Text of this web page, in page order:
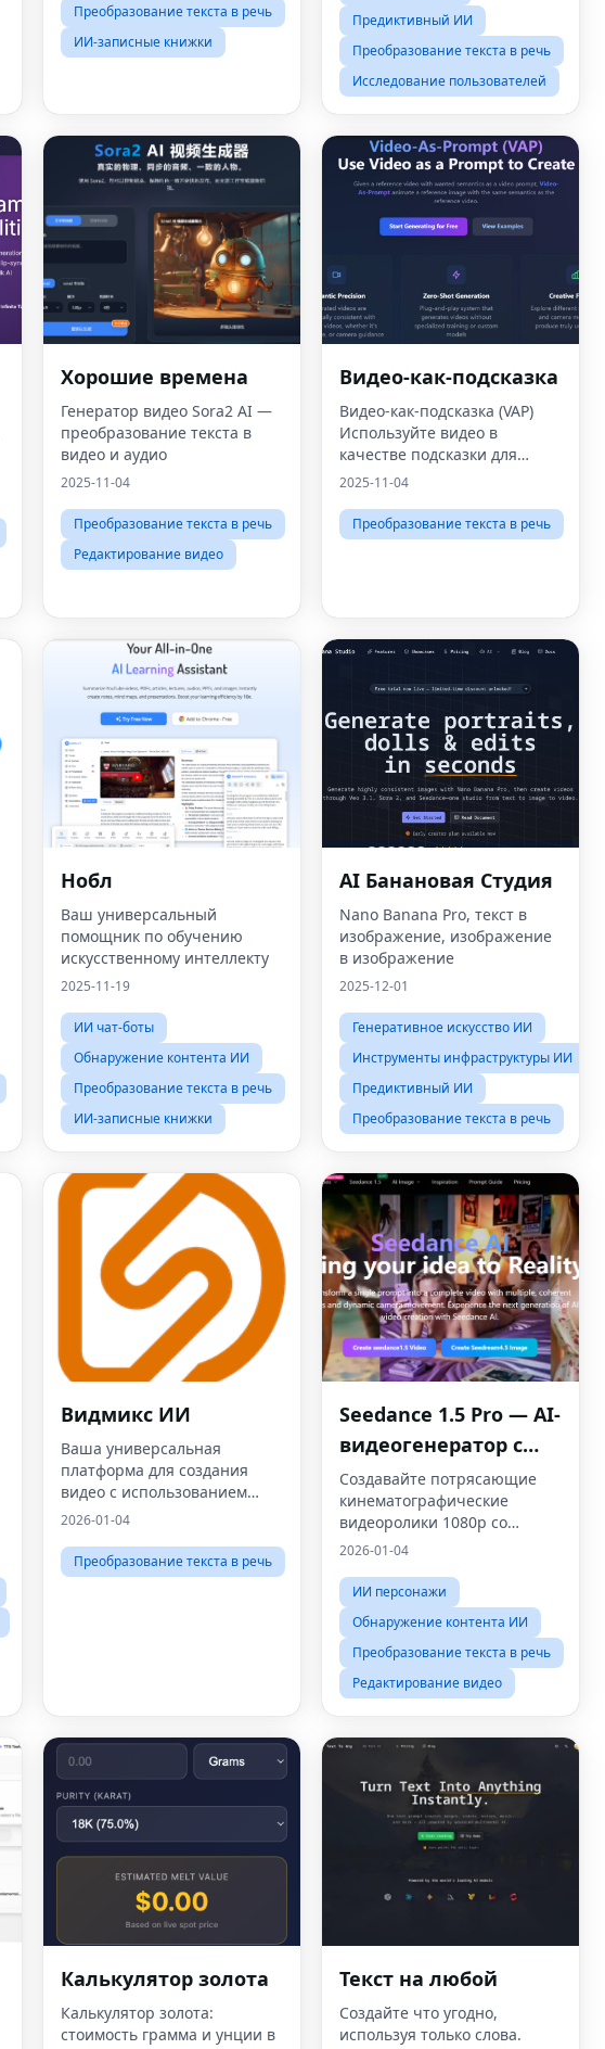
Преобразование текста в речь
ИИ-записные книжки
Предиктивный ИИ
Преобразование текста в речь
Исследование пользователей
Хорошие времена
Генератор видео Sora2 AI —
преобразование текста в
видео и аудио
2025-11-04
Преобразование текста в речь
Редактирование видео
Видео-как-подсказка
Видео-как-подсказка (VAP)
Используйте видео в
качестве подсказки для
создания
2025-11-04
Преобразование текста в речь
Нобл
Ваш универсальный
помощник по обучению
искусственному интеллекту
2025-11-19
ИИ чат-боты
Обнаружение контента ИИ
Преобразование текста в речь
ИИ-записные книжки
AI Банановая Студия
Nano Banana Pro, текст в
изображение, изображение
в изображение
2025-12-01
Генеративное искусство ИИ
Инструменты инфраструктуры ИИ
Предиктивный ИИ
Преобразование текста в речь
Видмикс ИИ
Ваша универсальная
платформа для создания
видео с использованием
искусственного интеллекта
2026-01-04
Преобразование текста в речь
Seedance 1.5 Pro — AI-
видеогенератор с
синхронизированны
м звуком
Создавайте потрясающие
кинематографические
видеоролики 1080p со
звуком, диалогами и
искусственным интеллектом,
— и все это в один клик.
2026-01-04
ИИ персонажи
Обнаружение контента ИИ
Преобразование текста в речь
Редактирование видео
Калькулятор золота
Калькулятор золота:
стоимость грамма и унции в
Текст на любой
Создайте что угодно,
используя только слова.